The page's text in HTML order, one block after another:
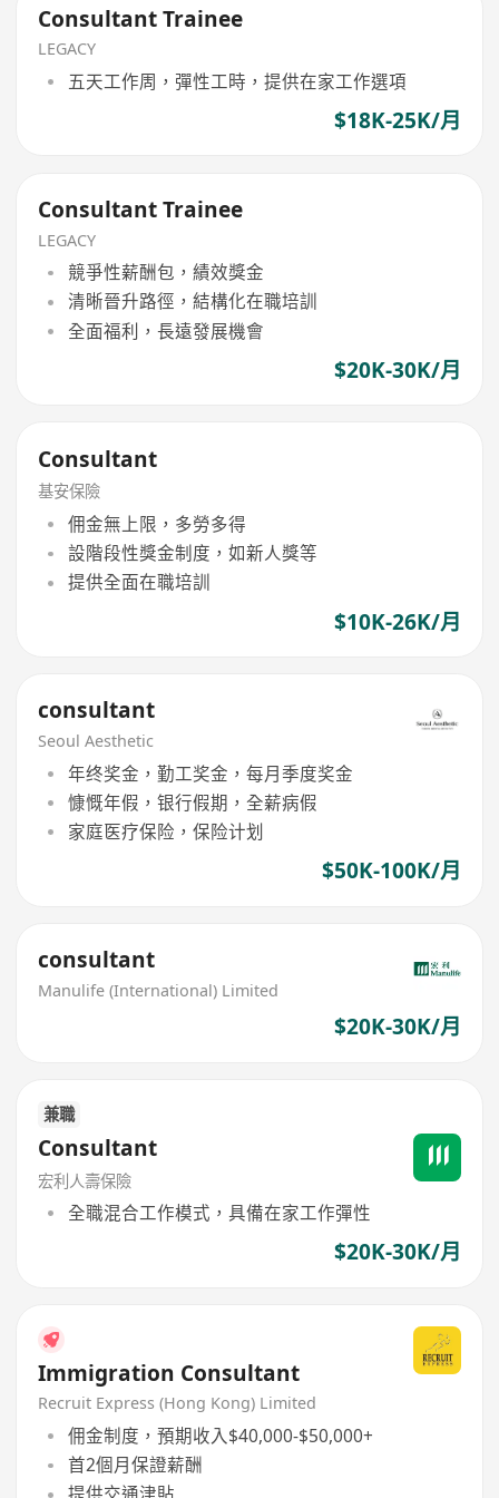
Consultant Trainee
LEGACY
五天工作周，彈性工時，提供在家工作選項
$18K-25K/月
Consultant Trainee
LEGACY
競爭性薪酬包，績效獎金
清晰晉升路徑，結構化在職培訓
全面福利，長遠發展機會
$20K-30K/月
Consultant
基安保險
佣金無上限，多勞多得
設階段性獎金制度，如新人獎等
提供全面在職培訓
$10K-26K/月
consultant
Seoul Aesthetic
年终奖金，勤工奖金，每月季度奖金
慷慨年假，银行假期，全薪病假
家庭医疗保险，保险计划
$50K-100K/月
consultant
Manulife (International) Limited
$20K-30K/月
兼職
Consultant
宏利人壽保險
全職混合工作模式，具備在家工作彈性
$20K-30K/月
Immigration Consultant
Recruit Express (Hong Kong) Limited
佣金制度，預期收入$40,000-$50,000+
首2個月保證薪酬